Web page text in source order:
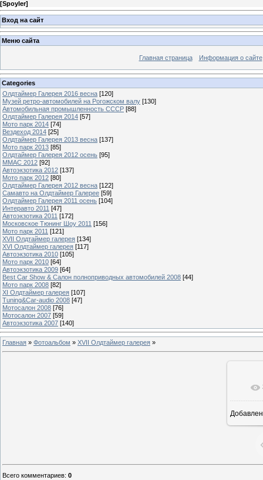
[Spoyler]
Вход на сайт
Меню сайта
Главная страница Информация о сайте
Categories
Олдтаймер Галерея 2016 весна [120]
Музей ретро-автомобилей на Рогожском валу [130]
Автомобильная промышленность СССР [88]
Олдтаймер Галерея 2014 [57]
Мото парк 2014 [74]
Вездеход 2014 [25]
Олдтаймер Галерея 2013 весна [137]
Мото парк 2013 [85]
Олдтаймер Галерея 2012 осень [95]
ММАС 2012 [92]
Автоэкзотика 2012 [137]
Мото парк 2012 [80]
Олдтаймер Галерея 2012 весна [122]
Самавто на Олдтаймер Галерее [59]
Олдтаймер Галерея 2011 осень [104]
Интеравто 2011 [47]
Автоэкзотика 2011 [172]
Московское Тюнинг Шоу 2011 [156]
Мото парк 2011 [121]
XVII Олдтаймер галерея [134]
XVI Олдтаймер галерея [117]
Автоэкзотика 2010 [105]
Мото парк 2010 [64]
Автоэкзотика 2009 [64]
Best Car Show & Салон полноприводных автомобилей 2008 [44]
Мото парк 2008 [82]
XI Олдтаймер галерея [107]
Tuning&Car-audio 2008 [47]
Мотосалон 2008 [76]
Мотосалон 2007 [59]
Автоэкзотика 2007 [140]
Главная » Фотоальбом » XVII Олдтаймер галерея »
Всего комментариев: 0